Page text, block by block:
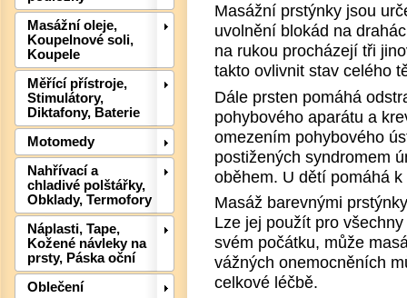
Masážní oleje,
Koupelnové soli,
Koupele
Měřící přístroje,
Stimulátory,
Diktafony, Baterie
Motomedy
Nahřívací a
chladivé polštářky,
Obklady, Termofory
Náplasti, Tape,
Kožené návleky na
prsty, Páska oční
Oblečení
Masážní prstýnky jsou
uvolnění blokád na
na rukou procházejí tři
takto ovlivnit stav celého
Dále prsten pomáhá
pohybového aparátu a
omezením pohybového
postižených syndromem
oběhem. U dětí pomáhá
Masáž barevnými
Lze jej použít pro
svém počátku, může
vážných onemocněních
celkové léčbě.